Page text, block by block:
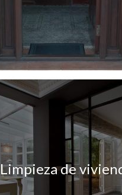
Limpieza de